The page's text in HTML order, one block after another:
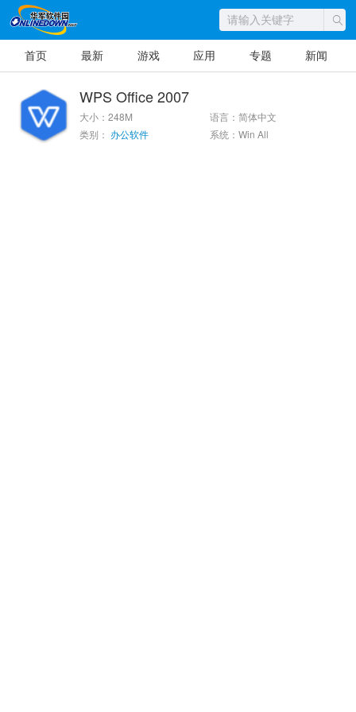
首页 最新 游戏 应用 专题 新闻
WPS Office 2007
大小：248M
语言：简体中文
类别： 办公软件 系统：Win All